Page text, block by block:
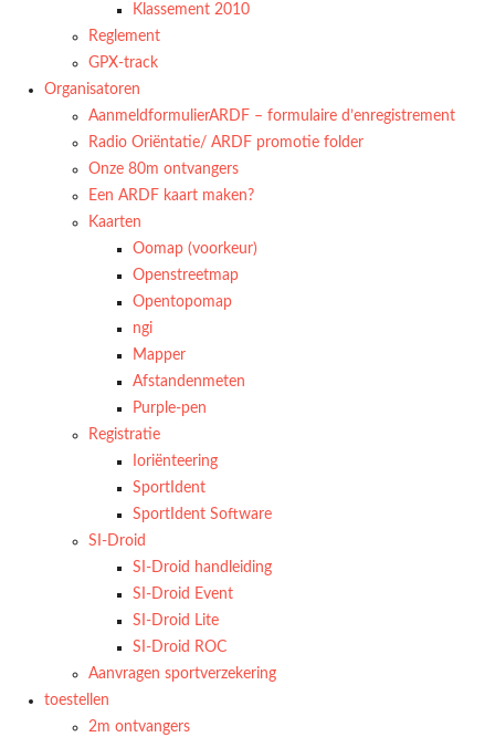
Klassement 2010
Reglement
GPX-track
Organisatoren
AanmeldformulierARDF – formulaire d’enregistrement
Radio Oriëntatie/ ARDF promotie folder
Onze 80m ontvangers
Een ARDF kaart maken?
Kaarten
Oomap (voorkeur)
Openstreetmap
Opentopomap
ngi
Mapper
Afstandenmeten
Purple-pen
Registratie
Ioriënteering
SportIdent
SportIdent Software
SI-Droid
SI-Droid handleiding
SI-Droid Event
SI-Droid Lite
SI-Droid ROC
Aanvragen sportverzekering
toestellen
2m ontvangers